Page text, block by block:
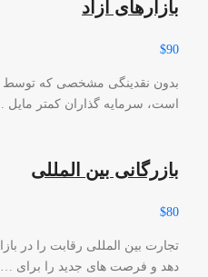
بازارهای آزاد
$90
بدون نقدینگی مشخصی که توسط یک
است، سرمایه گذاران کمتر مایل
بازرگانی بین المللی
$80
تجارت بین المللی رقابت را در
دهد و فرصت های جدید را برای …